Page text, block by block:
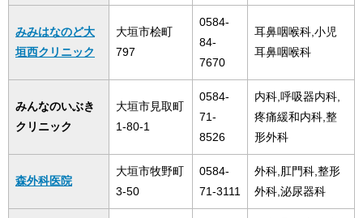
みみはなのど大
垣西クリニック
大垣市桧町
797
0584-
84-
7670
耳鼻咽喉科,小児
耳鼻咽喉科
みんなのいぶき
クリニック
大垣市見取町
1-80-1
0584-
71-
8526
内科,呼吸器内科,
疼痛緩和内科,整
形外科
森外科医院
大垣市牧野町
3-50
0584-
71-3111
外科,肛門科,整形
外科,泌尿器科